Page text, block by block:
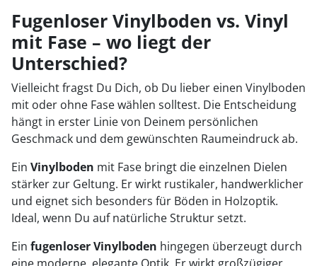
Fugenloser Vinylboden vs. Vinyl
mit Fase – wo liegt der
Unterschied?
Vielleicht fragst Du Dich, ob Du lieber einen Vinylboden
mit oder ohne Fase wählen solltest. Die Entscheidung
hängt in erster Linie von Deinem persönlichen
Geschmack und dem gewünschten Raumeindruck ab.
Ein Vinylboden mit Fase bringt die einzelnen Dielen
stärker zur Geltung. Er wirkt rustikaler, handwerklicher
und eignet sich besonders für Böden in Holzoptik.
Ideal, wenn Du auf natürliche Struktur setzt.
Ein fugenloser Vinylboden hingegen überzeugt durch